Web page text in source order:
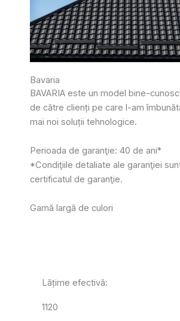
Bavaria
BAVARIA este un model bine-
de către clienți pe care l-am
mai noi soluții tehnologice.
Perioada de garanţie: 40 de ani*
*Condiţiile detaliate ale garanţiei
certificatul de garanţie.
Gamă largă de culori
Lățime efectivă:
1120